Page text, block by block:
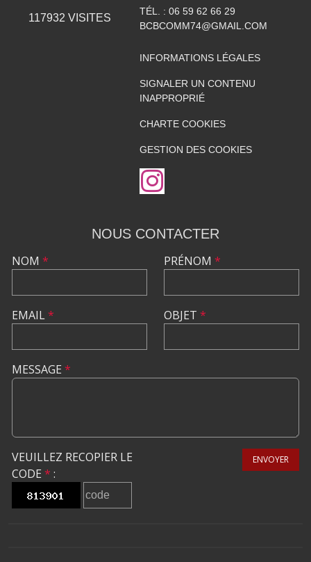
117932 VISITES
TÉL. : 06 59 62 66 29
BCBCOMM74@GMAIL.COM
INFORMATIONS LÉGALES
SIGNALER UN CONTENU
INAPPROPRIÉ
CHARTE COOKIES
GESTION DES COOKIES
NOUS CONTACTER
NOM *
EMAIL*
PRÉNOM *
OBJET *
MESSAGE *
VEUILLEZ RECOPIER LE
CODE * :
ENVOYER